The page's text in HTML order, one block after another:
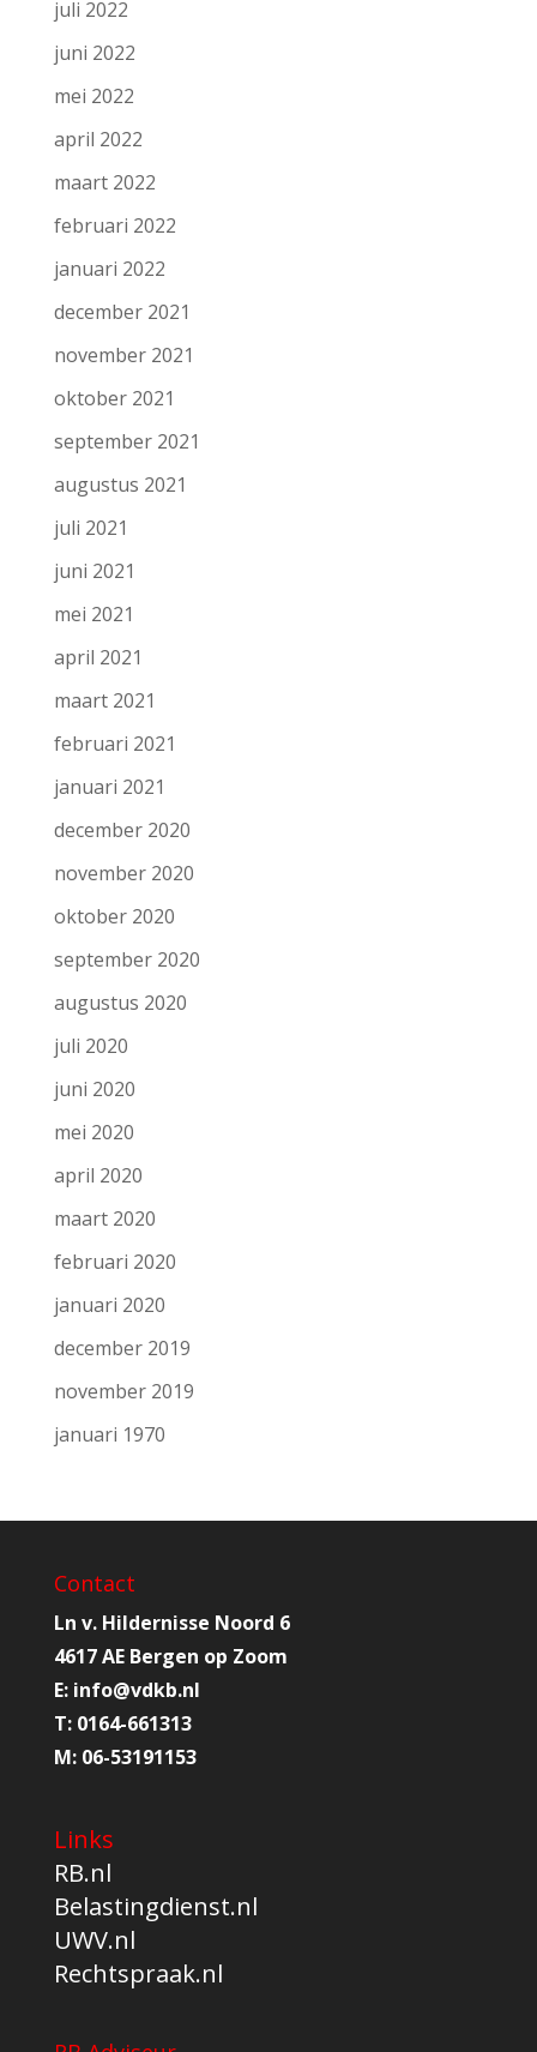
juli 2022
juni 2022
mei 2022
april 2022
maart 2022
februari 2022
januari 2022
december 2021
november 2021
oktober 2021
september 2021
augustus 2021
juli 2021
juni 2021
mei 2021
april 2021
maart 2021
februari 2021
januari 2021
december 2020
november 2020
oktober 2020
september 2020
augustus 2020
juli 2020
juni 2020
mei 2020
april 2020
maart 2020
februari 2020
januari 2020
december 2019
november 2019
januari 1970
Contact
Ln v. Hildernisse Noord 6
4617 AE Bergen op Zoom
E: info@vdkb.nl
T: 0164-661313
M: 06-53191153
Links
RB.nl
Belastingdienst.nl
UWV.nl
Rechtspraak.nl